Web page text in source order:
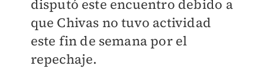
disputó este encuentro debido a
que Chivas no tuvo actividad
este fin de semana por el
repechaje.